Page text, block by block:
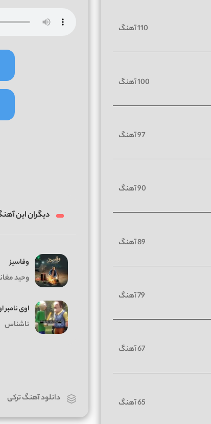
دیگران این
وفاسیز
وحید
اوی
ناشناس
دانلود آهنگ ترکی
110 آهنگ
100 آهنگ
97 آهنگ
90 آهنگ
89 آهنگ
79 آهنگ
67 آهنگ
65 آهنگ